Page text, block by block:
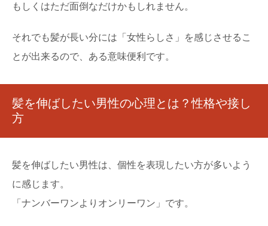
もしくはただ面倒なだけかもしれません。
それでも髪が長い分には「女性らしさ」を感じさせるこ
とが出来るので、ある意味便利です。
髪を伸ばしたい男性の心理とは？性格や接し
方
髪を伸ばしたい男性は、個性を表現したい方が多いよう
に感じます。
「ナンバーワンよりオンリーワン」です。